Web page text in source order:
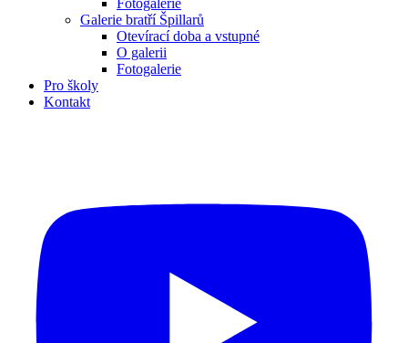
Fotogalerie
Galerie bratří Špillarů
Otevírací doba a vstupné
O galerii
Fotogalerie
Pro školy
Kontakt